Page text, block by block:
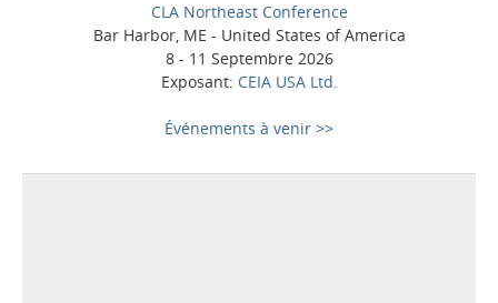
CLA Northeast Conference
Bar Harbor, ME - United States of America
8 - 11 Septembre 2026
Exposant: CEIA USA Ltd.
Événements à venir >>